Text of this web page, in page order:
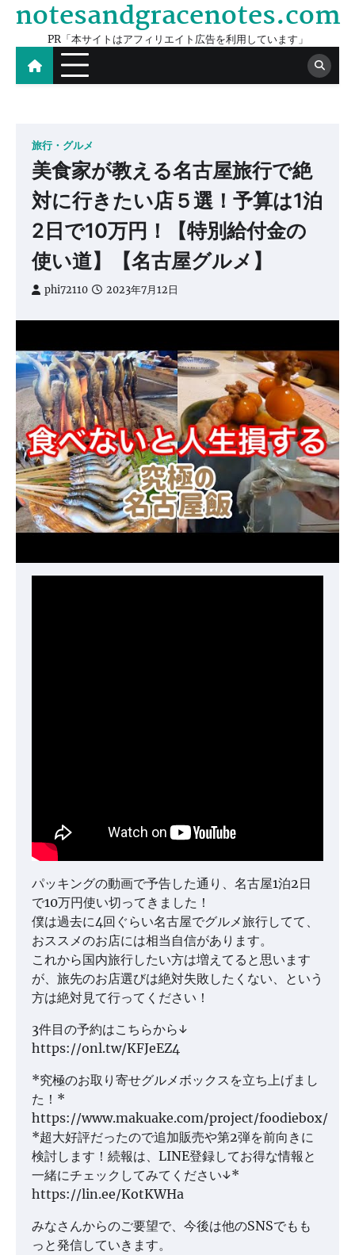
Skip
content
notesandgracenotes.com
PR「本サイトはアフィリエイト広告を利用しています」
旅行・グルメ
美食家が教える名古屋旅行で絶
対に行きたい店５選！予算は1泊
2日で10万円！【特別給付金の
使い道】【名古屋グルメ】
phi72110 2023年7月12日
パッキングの動画で予告した通り、名古屋1泊2日
で10万円使い切ってきました！
僕は過去に4回ぐらい名古屋でグルメ旅行してて、
おススメのお店には相当自信があります。
これから国内旅行したい方は増えてると思います
が、旅先のお店選びは絶対失敗したくない、という
方は絶対見て行ってください！
3件目の予約はこちらから↓
https://onl.tw/KFJeEZ4
*究極のお取り寄せグルメボックスを立ち上げまし
た！*
https://www.makuake.com/project/foodiebox/
*超大好評だったので追加販売や第2弾を前向きに
検討します！続報は、LINE登録してお得な情報と
一緒にチェックしてみてください↓*
https://lin.ee/KotKWHa
みなさんからのご要望で、今後は他のSNSでもも
っと発信していきます。